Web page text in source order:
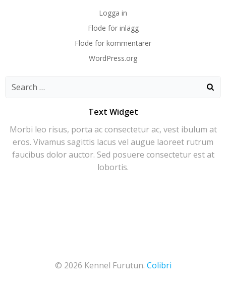
Logga in
Flöde för inlägg
Flöde för kommentarer
WordPress.org
Search
Text Widget
Morbi leo risus, porta ac consectetur ac, vest ibulum at
eros. Vivamus sagittis lacus vel augue laoreet rutrum
faucibus dolor auctor. Sed posuere consectetur est at
lobortis.
© 2026 Kennel Furutun. Colibri